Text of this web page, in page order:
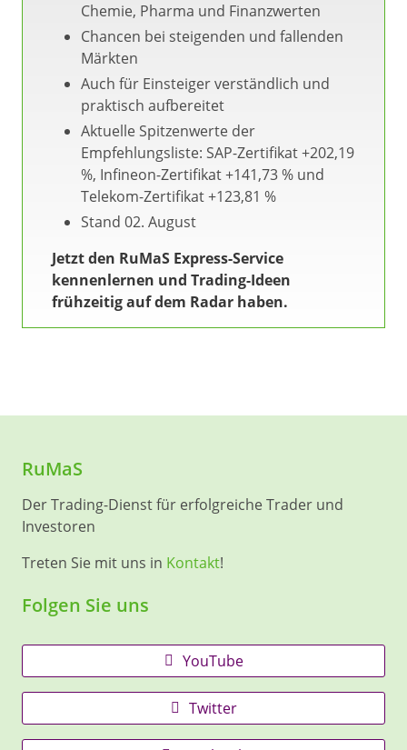
Chemie, Pharma und Finanzwerten
Chancen bei steigenden und fallenden
Märkten
Auch für Einsteiger verständlich und
praktisch aufbereitet
Aktuelle Spitzenwerte der
Empfehlungsliste: SAP-Zertifikat +202,19
%, Infineon-Zertifikat +141,73 % und
Telekom-Zertifikat +123,81 %
Stand 02. August
Jetzt den RuMaS Express-Service
kennenlernen und Trading-Ideen
frühzeitig auf dem Radar haben.
RuMaS
Der Trading-Dienst für erfolgreiche Trader und
Investoren
Treten Sie mit uns in Kontakt!
Folgen Sie uns
YouTube
Twitter